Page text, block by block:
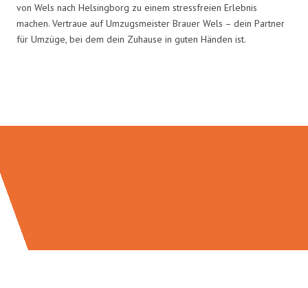
von Wels nach Helsingborg zu einem stressfreien Erlebnis
machen. Vertraue auf Umzugsmeister Brauer Wels – dein Partner
für Umzüge, bei dem dein Zuhause in guten Händen ist.